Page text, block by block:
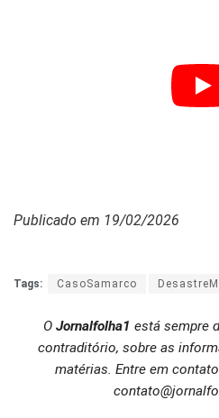
Publicado em 19/02/2026
Tags: CasoSamarco
O Jornalfolha1 está sempre
contraditório, sobre as
matérias. Entre em